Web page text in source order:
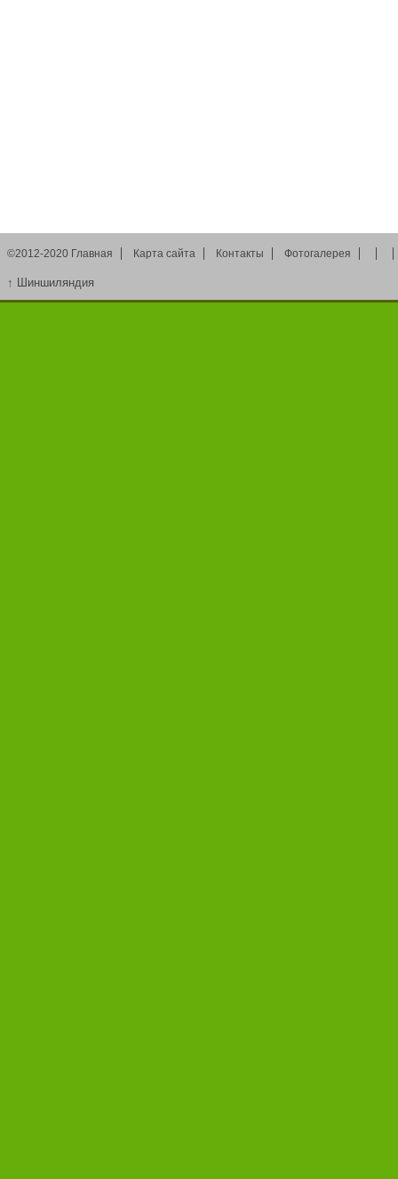
©2012-2020 Главная Карта сайта Контакты Фотогалерея
↑ Шиншиляндия